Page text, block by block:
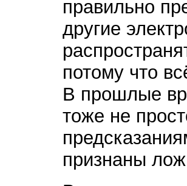
правильно
другие
потому что
В прошлые
тоже не
признаны